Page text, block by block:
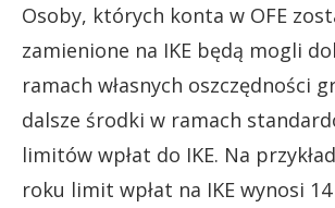
Osoby, których konta w OFE
zamienione na IKE będą mogli
ramach własnych oszczędności
dalsze środki w ramach
limitów wpłat do IKE. Na
roku limit wpłat na IKE wynosi 14